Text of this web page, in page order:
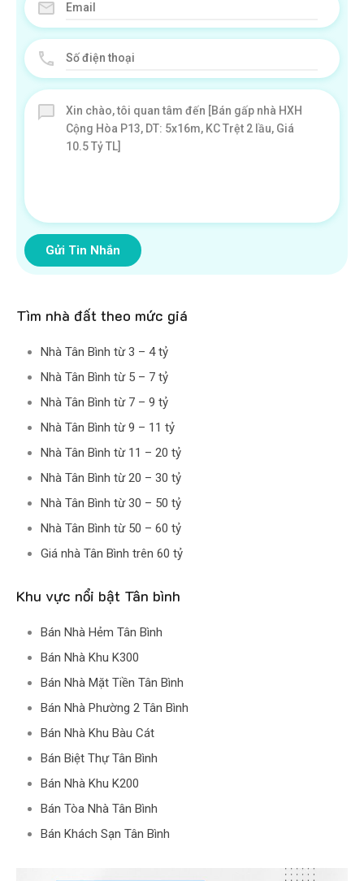
Gửi Tin Nhắn
Tìm nhà đất theo mức giá
Nhà Tân Bình từ 3 – 4 tỷ
Nhà Tân Bình từ 5 – 7 tỷ
Nhà Tân Bình từ 7 – 9 tỷ
Nhà Tân Bình từ 9 – 11 tỷ
Nhà Tân Bình từ 11 – 20 tỷ
Nhà Tân Bình từ 20 – 30 tỷ
Nhà Tân Bình từ 30 – 50 tỷ
Nhà Tân Bình từ 50 – 60 tỷ
Giá nhà Tân Bình trên 60 tỷ
Khu vực nổi bật Tân bình
Bán Nhà Hẻm Tân Bình
Bán Nhà Khu K300
Bán Nhà Mặt Tiền Tân Bình
Bán Nhà Phường 2 Tân Bình
Bán Nhà Khu Bàu Cát
Bán Biệt Thự Tân Bình
Bán Nhà Khu K200
Bán Tòa Nhà Tân Bình
Bán Khách Sạn Tân Bình